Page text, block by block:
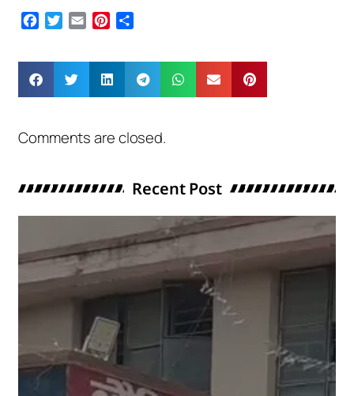
Facebook
Twitter
Email Pinterest
Comments are closed.
Recent Post